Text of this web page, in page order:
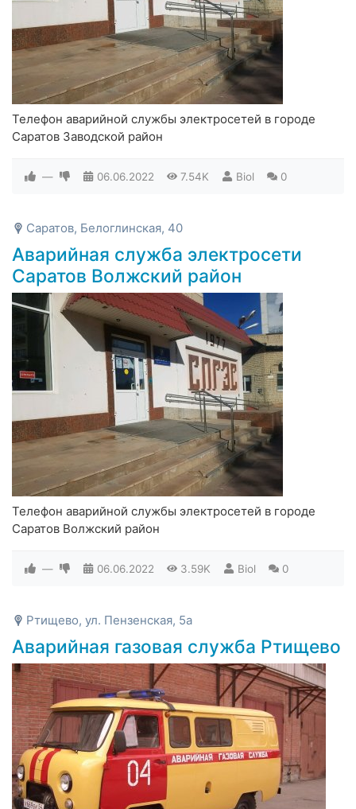
Телефон аварийной службы электросетей в городе
Саратов Заводской район
— 06.06.2022 7.54K Biol 0
Саратов, Белоглинская, 40
Аварийная служба электросети
Саратов Волжский район
Телефон аварийной службы электросетей в городе
Саратов Волжский район
— 06.06.2022 3.59K Biol 0
Ртищево, ул. Пензенская, 5а
Аварийная газовая служба Ртищево